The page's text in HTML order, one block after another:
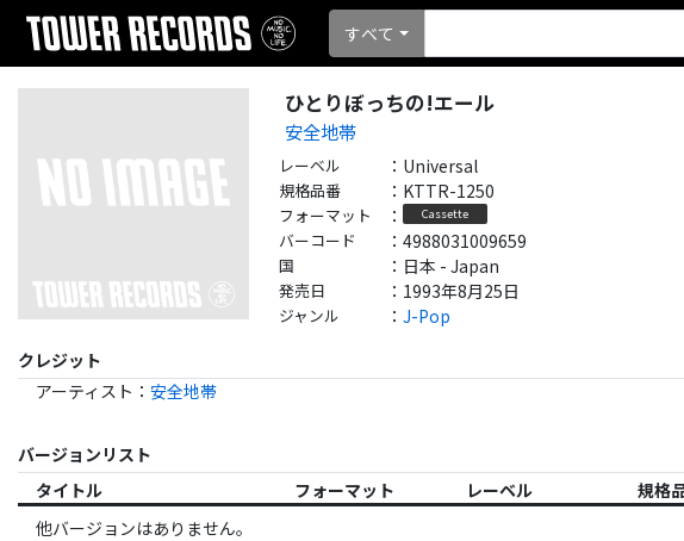
すべて
ひとりぼっちの!エール
安全地帯
レーベル ： Universal
規格品番 ： KTTR-1250
フォーマット ： Cassette
バーコード ： 4988031009659
国 ： 日本 - Japan
発売日 ： 1993年8月25日
ジャンル ： J-Pop
クレジット
アーティスト ： 安全地帯
バージョンリスト
タイトル
フォーマット レーベル 規格
他バージョンはありません。